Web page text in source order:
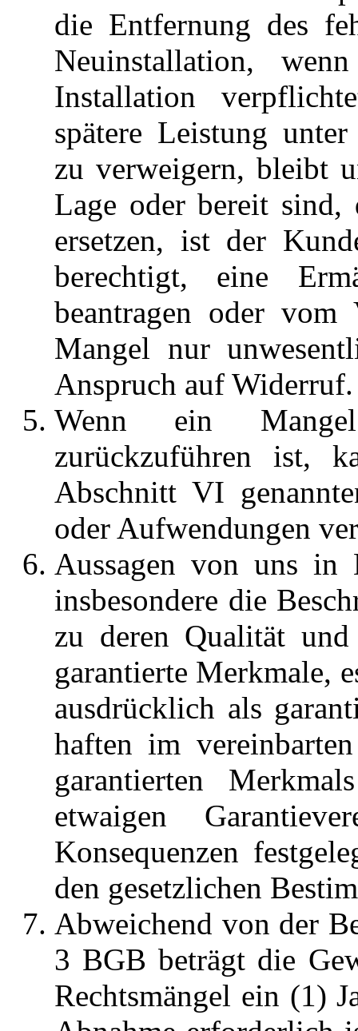
die Entfernung des
Neuinstallation,
Installation
spätere Leistung
zu verweigern, bleibt
Lage oder bereit sind,
ersetzen, ist der
berechtigt, eine
beantragen oder vom
Mangel nur
Anspruch auf
Wenn ein
zurückzuführen ist,
Abschnitt VI
oder Aufwendungen
Aussagen von uns in
insbesondere die
zu deren Qualität
garantierte Merkmale,
ausdrücklich als
haften im
garantierten
etwaigen
Konsequenzen
den gesetzlichen
Abweichend von der
3 BGB beträgt die
Rechtsmängel ein (1)